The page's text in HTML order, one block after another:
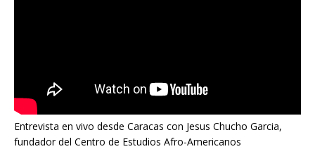
Entrevista en vivo desde Caracas con Jesus Chucho Garcia,
fundador del Centro de Estudios Afro-Americanos